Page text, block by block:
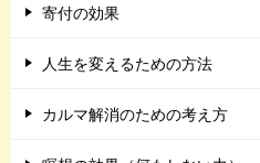
寄付の効果
人生を変えるための方法
カルマ解消のための考え方